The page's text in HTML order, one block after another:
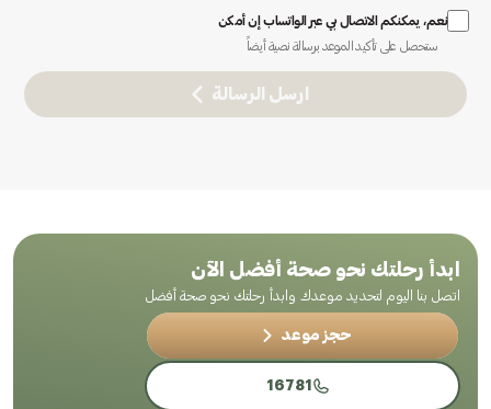
نعم، يمكنكم الاتصال بي عبر الواتساب إن أمكن
ستحصل على تأكيد الموعد برسالة نصية أيضاً
ارسل الرسالة
ابدأ رحلتك نحو صحة أفضل الآن
اتصل بنا اليوم لتحديد موعدك وابدأ رحلتك نحو صحة أفضل
حجز موعد
16781